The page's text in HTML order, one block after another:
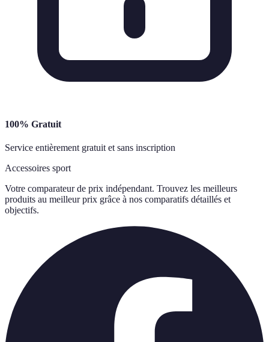
100% Gratuit
Service entièrement gratuit et sans inscription
Accessoires sport
Votre comparateur de prix indépendant. Trouvez les meilleurs
produits au meilleur prix grâce à nos comparatifs détaillés et
objectifs.